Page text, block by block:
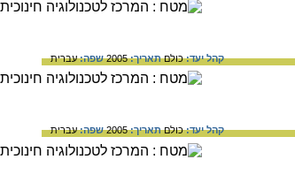
קהל יעד:כולםתאריך:2005 שפה:עברית
קהל יעד:כולםתאריך:2005 שפה:עברית